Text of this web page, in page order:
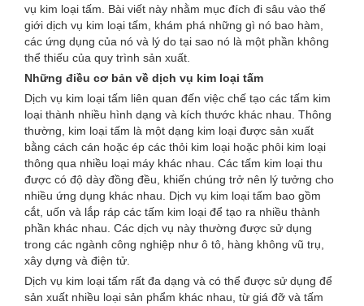
vụ kim loại tấm. Bài viết này nhằm mục đích đi sâu vào thế
giới dịch vụ kim loại tấm, khám phá những gì nó bao hàm,
các ứng dụng của nó và lý do tại sao nó là một phần không
thể thiếu của quy trình sản xuất.
Những điều cơ bản về dịch vụ kim loại tấm
Dịch vụ kim loại tấm liên quan đến việc chế tạo các tấm kim
loại thành nhiều hình dạng và kích thước khác nhau. Thông
thường, kim loại tấm là một dạng kim loại được sản xuất
bằng cách cán hoặc ép các thỏi kim loại hoặc phôi kim loại
thông qua nhiều loại máy khác nhau. Các tấm kim loại thu
được có độ dày đồng đều, khiến chúng trở nên lý tưởng cho
nhiều ứng dụng khác nhau. Dịch vụ kim loại tấm bao gồm
cắt, uốn và lắp ráp các tấm kim loại để tạo ra nhiều thành
phần khác nhau. Các dịch vụ này thường được sử dụng
trong các ngành công nghiệp như ô tô, hàng không vũ trụ,
xây dựng và điện tử.
Dịch vụ kim loại tấm rất đa dạng và có thể được sử dụng để
sản xuất nhiều loại sản phẩm khác nhau, từ giá đỡ và tấm